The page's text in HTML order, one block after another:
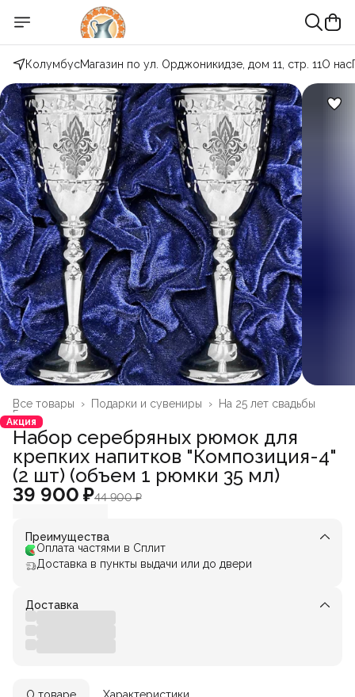
КолумбусМагазин по ул. Орджоникидзе, дом 11, стр. 11О нас
На 25 лет свадьбы
Подарки и сувениры ›
Все товары
›
Главная
Акция
Набор серебряных рюмок для
крепких напитков "Композиция-4"
(2 шт) (объем 1 рюмки 35 мл)
39 900 ₽44 900 ₽
Преимущества
Оплата частями в Сплит
Доставка в пункты выдачи или до двери
Доставка
О товаре Характеристики